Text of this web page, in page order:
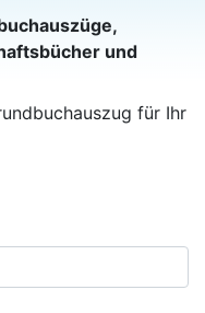
und
für Ihr